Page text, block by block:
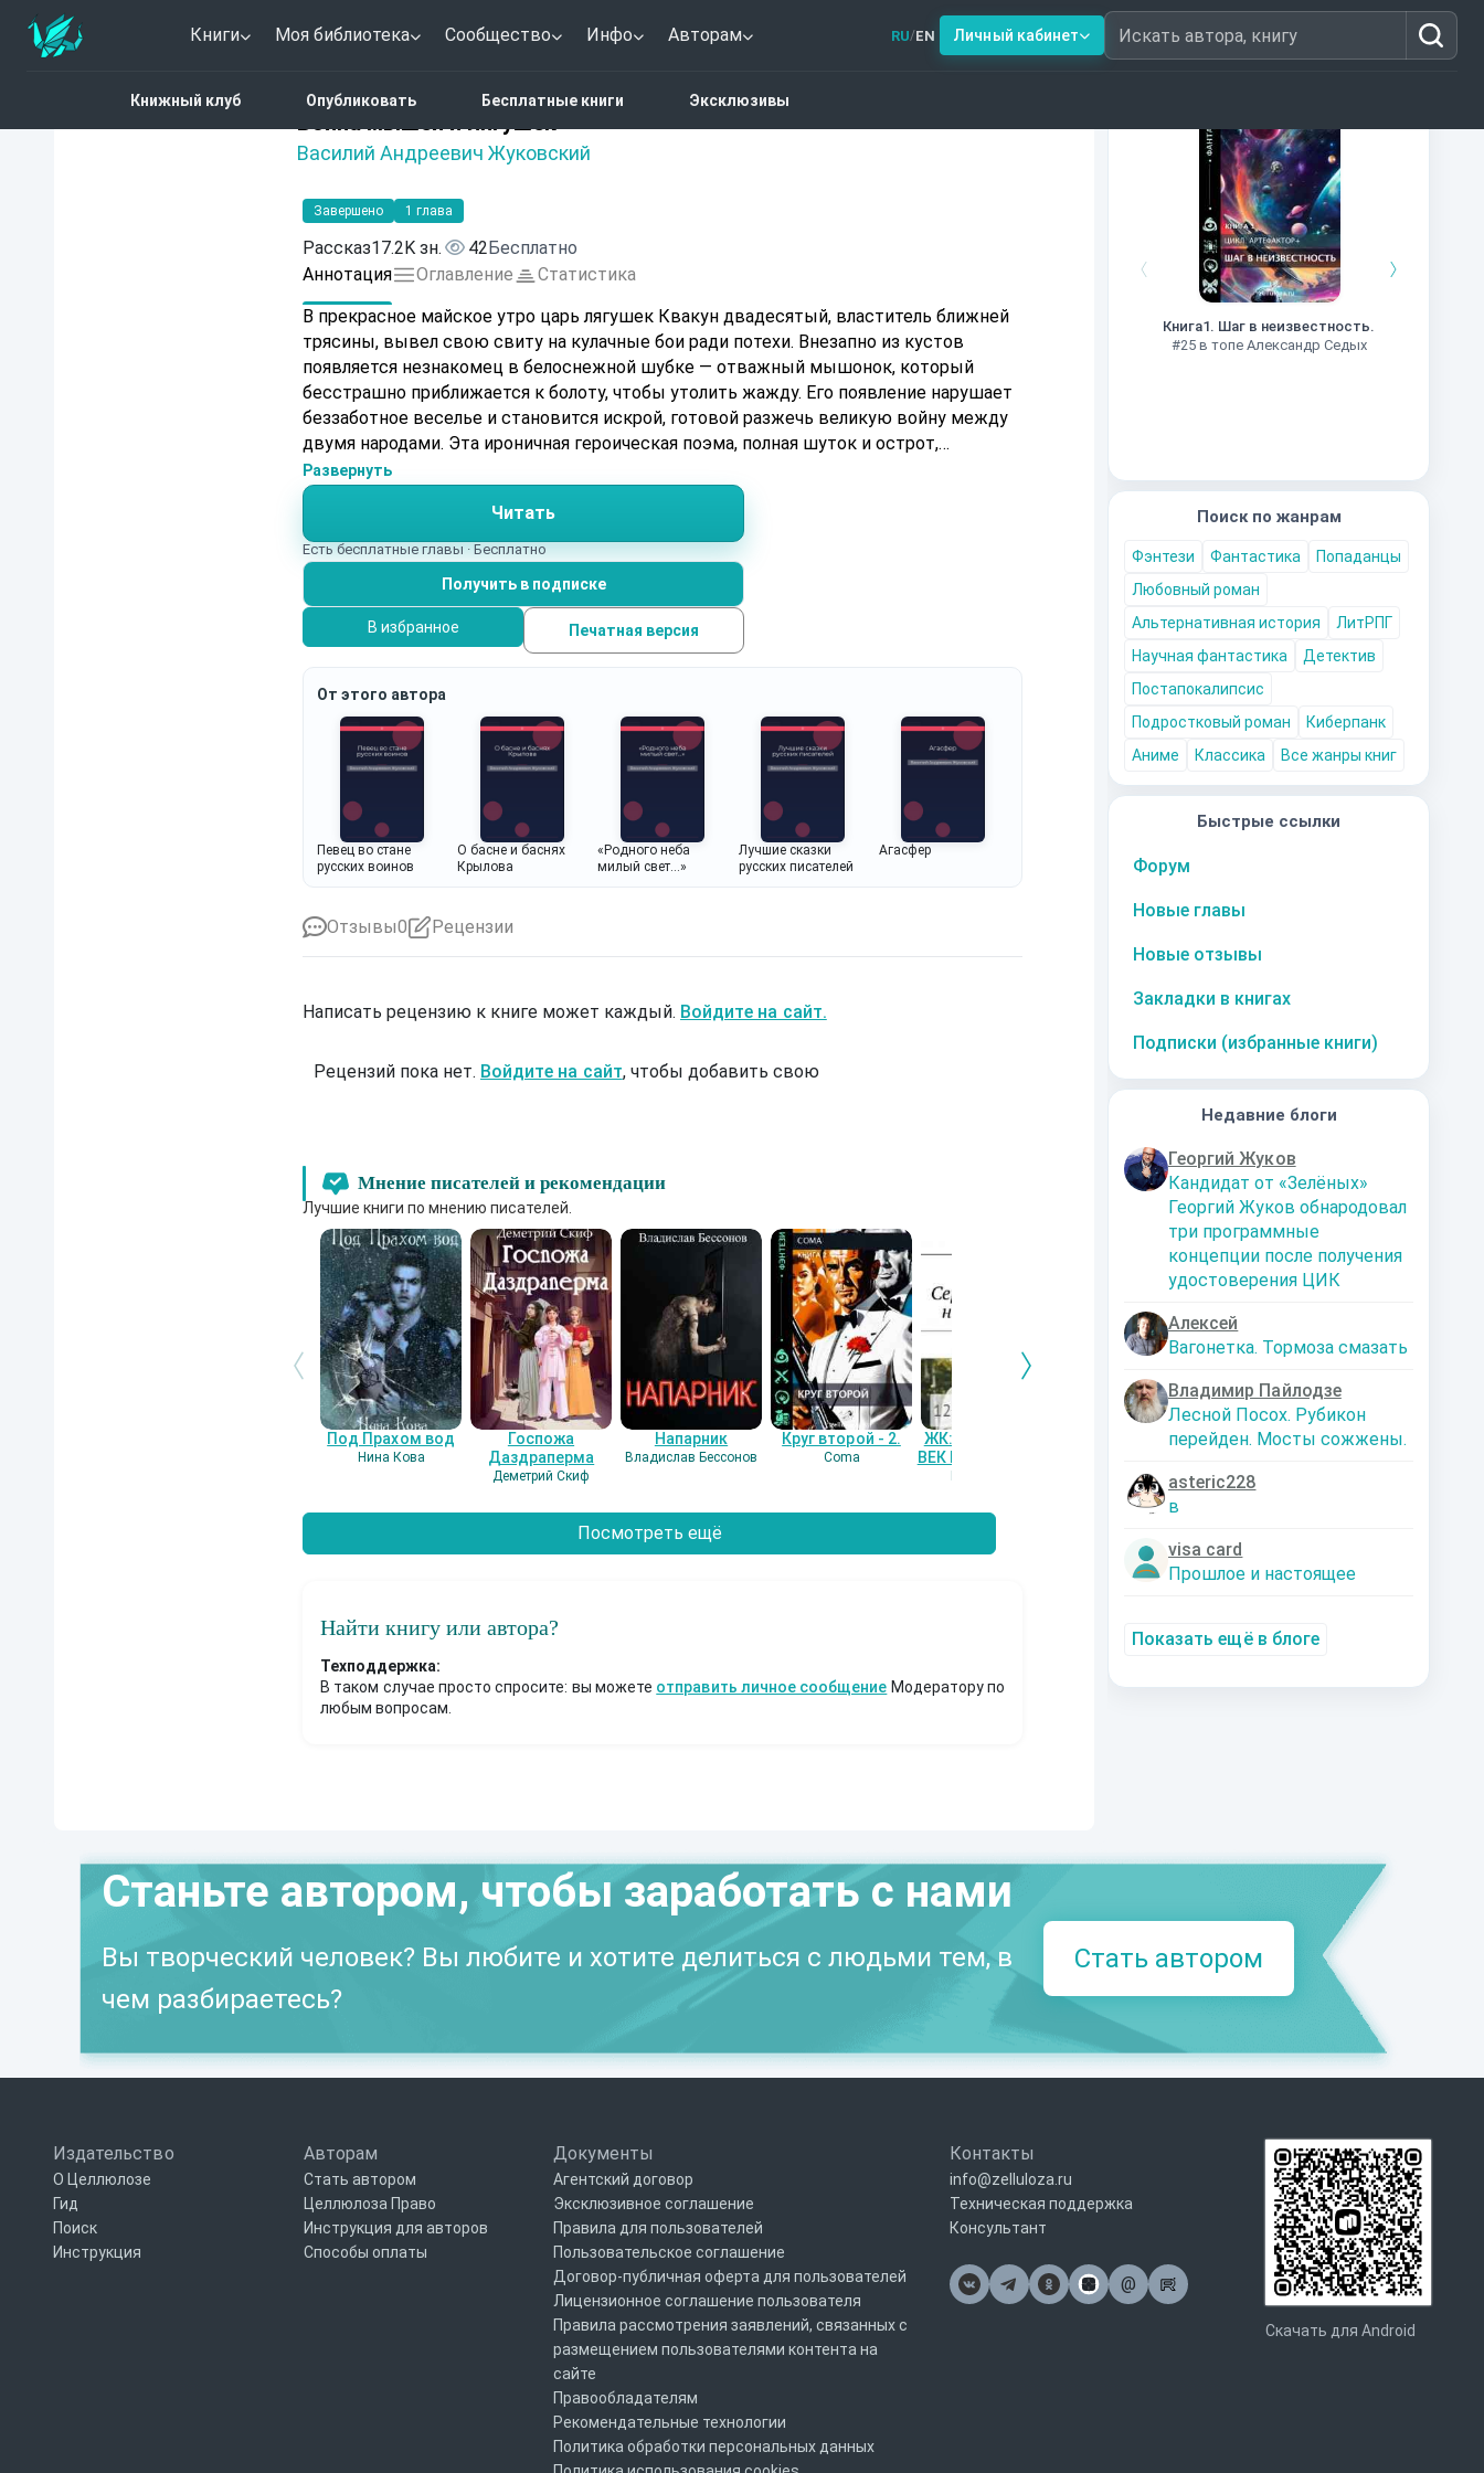
Книги Моя библиотека Сообщество Инфо Авторам RU/EN Личный кабинет Искать автора, книгу
Книжный клуб Опубликовать Бесплатные книги Эксклюзивы
Книги из топ-100
Книга1. Шаг в неизвестность.
#25 в топе Александр Седых
Поиск по жанрам
Фэнтези Фантастика
Попаданцы
Любовный роман
Альтернативная история
ЛитРПГ
Научная фантастика
Детектив
Постапокалипсис
Подростковый роман
Киберпанк
Аниме
Классика Все жанры книг
Быстрые ссылки
Форум
Новые главы
Новые отзывы
Закладки в книгах
Подписки (избранные книги)
Недавние блоги
Георгий Жуков
Кандидат от «Зелёных»
Георгий Жуков обнародовал
три программные
концепции после получения
удостоверения ЦИК
Алексей
Вагонетка. Тормоза смазать
Владимир Пайлодзе
Лесной Посох. Рубикон
перейден. Мосты сожжены.
asteric228
в
visa card
Прошлое и настоящее
Показать ещё в блоге
Война мышей и лягушек
Василий Андреевич Жуковский
Нет оценок
Завершено 1 глава
Рассказ17.2K зн. 42Бесплатно
Аннотация
Оглавление
Статистика
В прекрасное майское утро царь лягушек Квакун двадесятый, властитель ближней
трясины, вывел свою свиту на кулачные бои ради потехи. Внезапно из кустов
появляется незнакомец в белоснежной шубке — отважный мышонок, который
бесстрашно приближается к болоту, чтобы утолить жажду. Его появление нарушает
беззаботное веселье и становится искрой, готовой разжечь великую войну между
двумя народами. Эта ироничная героическая поэма, полная шуток и острот,
покажет, к чему приводит случайная встреча гордого монарха и дерзкого чужака.
Развернуть
Читать
Есть бесплатные главы · Бесплатно
Получить в подписке
В избранное Печатная версия
От этого автора
Певец во стане
русских воинов
О басне и баснях
Крылова
«Родного неба
милый свет…»
Лучшие сказки
русских писателей
Агасфер
Отзывы0 Рецензии
Написать рецензию к книге может каждый. Войдите на сайт.
Рецензий пока нет. Войдите на сайт, чтобы добавить свою
Мнение писателей и рекомендации
Лучшие книги по мнению писателей.
Под Прахом вод
Нина Кова
Госпожа
Даздраперма
Деметрий Скиф
Напарник
Владислав Бессонов
Круг второй - 2.
Coma
ЖК: СЕРЕБРЯНЫЙ
ВЕК НАШЕЙ ЛЮБВИ
Гость-121359
Дальняя
Левадский Артем
Александрович
Кто я? Или как
современном мире
nastyaaaacha
1. Ксенолог
Посмотреть ещё
Найти книгу или автора?
Техподдержка:
В таком случае просто спросите: вы можете отправить личное сообщение Модератору по
любым вопросам.
Станьте автором, чтобы заработать с нами
Вы творческий человек? Вы любите и хотите делиться с людьми тем, в
чем разбираетесь?
Стать автором
Издательство
О Целлюлозе
Гид
Поиск
Инструкция
Авторам
Стать автором
Целлюлоза Право
Инструкция для авторов
Способы оплаты
Документы
Агентский договор
Эксклюзивное соглашение
Правила для пользователей
Пользовательское соглашение
Договор-публичная оферта для пользователей
Лицензионное соглашение пользователя
Правила рассмотрения заявлений, связанных с
размещением пользователями контента на
сайте
Правообладателям
Рекомендательные технологии
Политика обработки персональных данных
Контакты
info@zelluloza.ru
Техническая поддержка
Консультант
@Почта
Скачать для Android